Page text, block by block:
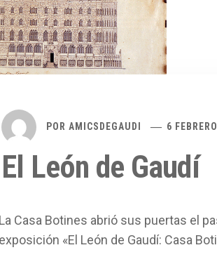
POR AMICSDEGAUDI 6
El León de Gaudí
La Casa Botines abrió sus puertas el
exposición «El León de Gaudí: Casa